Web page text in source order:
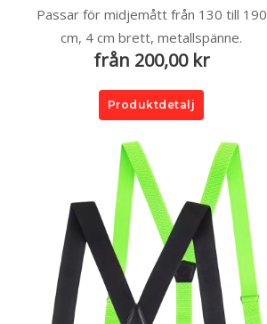
Passar för midjemått från 130 till 190
cm, 4 cm brett, metallspänne.
från 200,00 kr
Produktdetalj